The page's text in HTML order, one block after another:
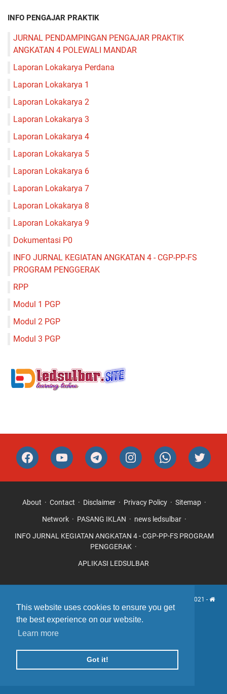
This website uses cookies to ensure you get
the best experience on our website.
Learn more
Got it!
INFO PENGAJAR PRAKTIK
JURNAL PENDAMPINGAN PENGAJAR PRAKTIK
ANGKATAN 4 POLEWALI MANDAR
Laporan Lokakarya Perdana
Laporan Lokakarya 1
Laporan Lokakarya 2
Laporan Lokakarya 3
Laporan Lokakarya 4
Laporan Lokakarya 5
Laporan Lokakarya 6
Laporan Lokakarya 7
Laporan Lokakarya 8
Laporan Lokakarya 9
Dokumentasi P0
INFO JURNAL KEGIATAN ANGKATAN 4 - CGP-PP-FS
PROGRAM PENGGERAK
RPP
Modul 1 PGP
Modul 2 PGP
Modul 3 PGP
About Contact Disclaimer Privacy Policy Sitemap
Network PASANG IKLAN news ledsulbar
INFO JURNAL KEGIATAN ANGKATAN 4 - CGP-PP-FS PROGRAM
PENGGERAK
APLIKASI LEDSULBAR
- Copyright © 2021 -
LEDSULBAR.ID